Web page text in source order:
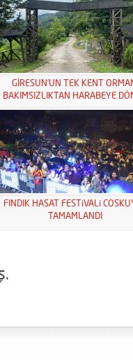
GİRESUN’UN TEK KENT
BAKIMSIZLIKTAN HARABEYE
FINDIK HASAT FESTiVALi
TAMAMLANDI